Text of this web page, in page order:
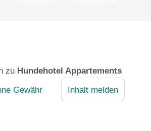
zu Hundehotel Appartements
Gewähr Inhalt melden